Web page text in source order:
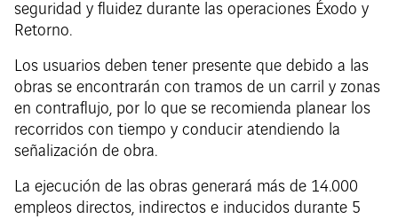
seguridad y fluidez durante las operaciones Éxodo y
Retorno.
Los usuarios deben tener presente que debido a las
obras se encontrarán con tramos de un carril y zonas
en contraflujo, por lo que se recomienda planear los
recorridos con tiempo y conducir atendiendo la
señalización de obra.
La ejecución de las obras generará más de 14.000
empleos directos, indirectos e inducidos durante 5